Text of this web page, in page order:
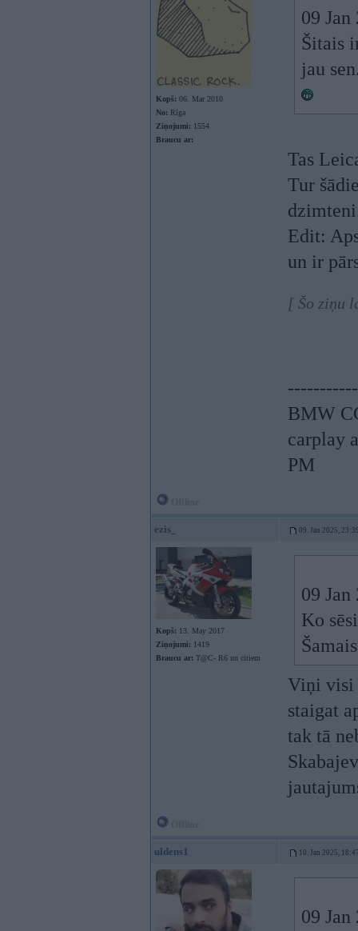
Kopš: 06. Mar 2010
No: Rīga
Ziņojumi: 1554
Braucu ar:
09
Šitais
jau
Tas
Tur
Edit:
un ir
[ Šo ziņu
BMW
carplay
PM
ezis_ 09. Jan 2025,
Kopš: 13. May 2017
Ziņojumi: 1419
Braucu ar: T@C- R6 un citiem
09
Ko
Viņi visi
staigat
tak tā
uldens1 10. Jan 2025,
09